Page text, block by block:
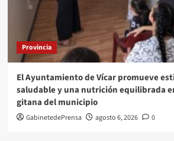
Provincia
El Ayuntamiento de Vícar promueve
saludable y una nutrición equilibrada
gitana del municipio
GabinetedePrensa agosto 6, 2026 0